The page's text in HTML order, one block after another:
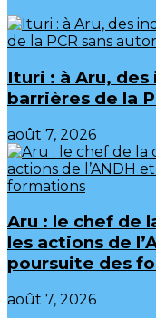
Ituri : à Aru,
barrières de la
août 7, 2026
Aru : le chef de
les actions de
poursuite des
août 7, 2026